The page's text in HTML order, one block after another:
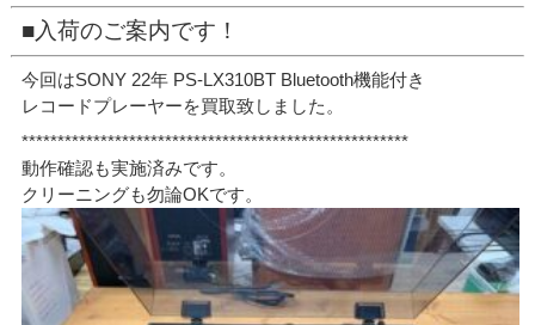
■入荷のご案内です！
今回はSONY 22年 PS-LX310BT Bluetooth機能付き
レコードプレーヤーを買取致しました。
******************************************************
動作確認も実施済みです。
クリーニングも勿論OKです。